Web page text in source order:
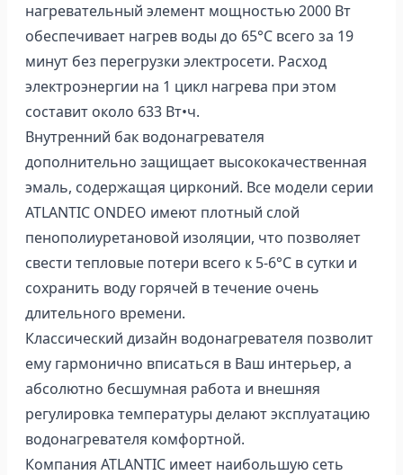
нагревательный элемент мощностью 2000 Вт
обеспечивает нагрев воды до 65°C всего за 19
минут без перегрузки электросети. Расход
электроэнергии на 1 цикл нагрева при этом
составит около 633 Вт•ч.
Внутренний бак водонагревателя
дополнительно защищает высококачественная
эмаль, содержащая цирконий. Все модели серии
ATLANTIC ONDEO имеют плотный слой
пенополиуретановой изоляции, что позволяет
свести тепловые потери всего к 5-6°C в сутки и
сохранить воду горячей в течение очень
длительного времени.
Классический дизайн водонагревателя позволит
ему гармонично вписаться в Ваш интерьер, а
абсолютно бесшумная работа и внешняя
регулировка температуры делают эксплуатацию
водонагревателя комфортной.
Компания ATLANTIC имеет наибольшую сеть